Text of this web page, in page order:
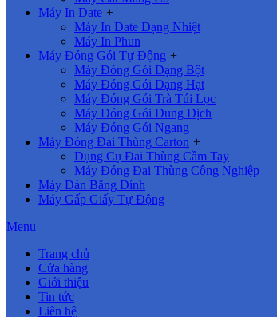
Máy In Date +
Máy In Date Dạng Nhiệt
Máy In Phun
Máy Đóng Gói Tự Động +
Máy Đóng Gói Dạng Bột
Máy Đóng Gói Dạng Hạt
Máy Đóng Gói Trà Túi Lọc
Máy Đóng Gói Dung Dịch
Máy Đóng Gói Ngang
Máy Đóng Đai Thùng Carton +
Dụng Cụ Đai Thùng Cầm Tay
Máy Đóng Đai Thùng Công Nghiệp
Máy Dán Băng Dính
Máy Gấp Giấy Tự Động
Menu
Trang chủ
Cửa hàng
Giới thiệu
Tin tức
Liên hệ